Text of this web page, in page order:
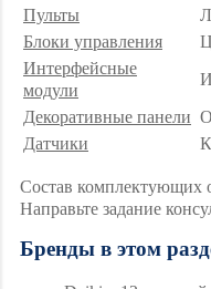
Пульты
Блоки управления
Интерфейсные
модули
Декоративные панели
Датчики
Состав комплектующих
Направьте задание
Бренды в этом